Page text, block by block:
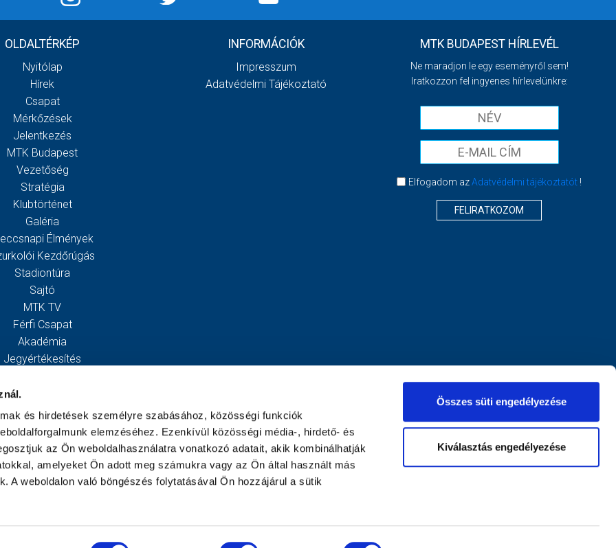
és hirdetések személyre szabásához, közösségi funkciók
elemzéséhez. Ezenkívül közösségi média-, hirdető- és
az Ön weboldalhasználatra vonatkozó adatait, akik kombinálhatják
amelyeket Ön adott meg számukra vagy az Ön által használt más
A weboldalon való böngészés folytatásával Ön hozzájárul a sütik
Összes süti engedélyezése
Kiválasztás engedélyezése
OLDALTÉRKÉP
Nyitólap
Hírek
Csapat
Mérkőzések
Jelentkezés
MTK Budapest
Vezetőség
Stratégia
Klubtörténet
Galéria
Élmények
Kezdőrúgás
Stadiontúra
Sajtó
MTK TV
Férfi Csapat
Akadémia
Jegyértékesítés
Egyesület
Kapcsolat
INFORMÁCIÓK
Impresszum
Adatvédelmi Tájékoztató
MTK BUDAPEST HÍRLEVÉL
Ne maradjon le egy eseményről sem!
Iratkozzon fel ingyenes hírlevelünkre:
Elfogadom azAdatvédelmi tájékoztatót !
FELIRATKOZOM